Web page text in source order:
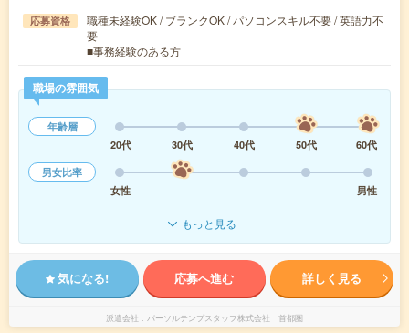
応募資格
職種未経験OK / ブランクOK / パソコンスキル不要 / 英語力不
要
■事務経験のある方
職場の雰囲気
年齢層
20代
30代 40代 50代
60代
男女比率
女性
男性
もっと見る
気になる! 応募へ進む 詳しく見る
派遣会社 パーソルテンプスタッフ株式会社 首都圏